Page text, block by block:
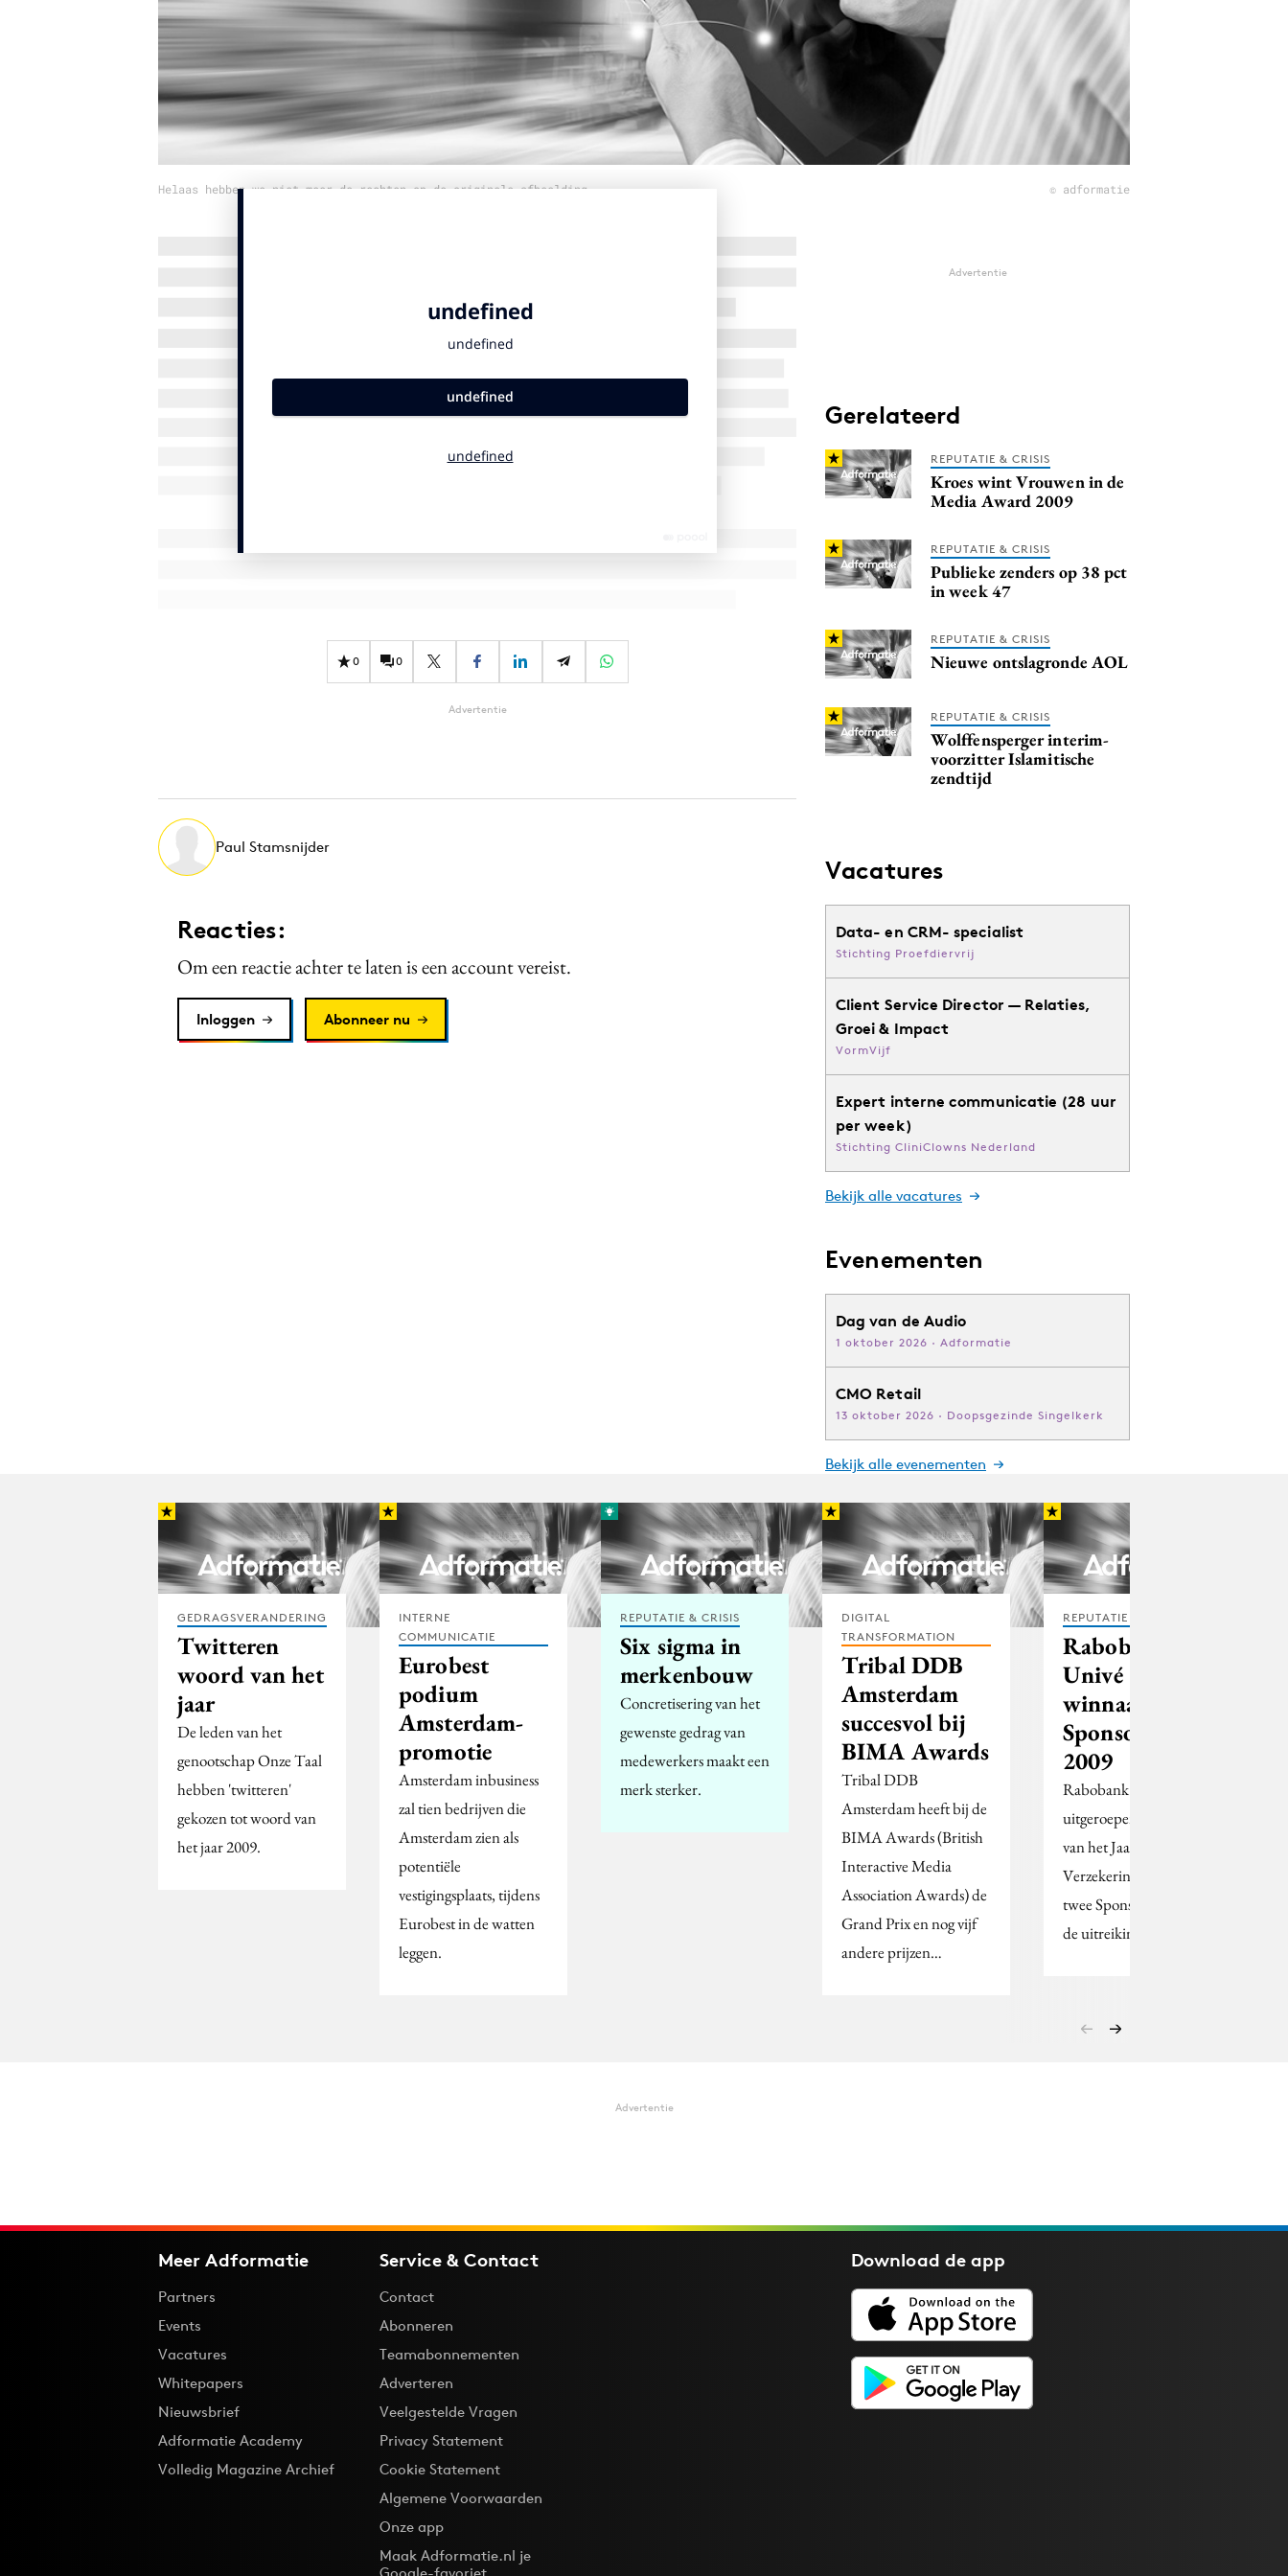
Helaas hebben we niet meer de rechten op de originele afbeelding © adformatie
0 0
Advertentie
Paul Stamsnijder
Reacties:
Om een reactie achter te laten is een account vereist.
Inloggen Abonneer nu
Advertentie
Gerelateerd
REPUTATIE & CRISIS
Kroes wint Vrouwen in de
Media Award 2009
REPUTATIE & CRISIS
Publieke zenders op 38 pct
in week 47
REPUTATIE & CRISIS
Nieuwe ontslagronde AOL
REPUTATIE & CRISIS
Wolffensperger interim-
voorzitter Islamitische
zendtijd
Vacatures
Data- en CRM- specialist
Stichting Proefdiervrij
Client Service Director — Relaties,
Groei & Impact
VormVijf
Expert interne communicatie (28 uur
per week)
Stichting CliniClowns Nederland
Bekijk alle vacatures
Evenementen
Dag van de Audio
1 oktober 2026 · Adformatie
CMO Retail
13 oktober 2026 · Doopsgezinde Singelkerk
Bekijk alle evenementen
GEDRAGSVERANDERING
Twitteren
woord van het
jaar
De leden van het
genootschap Onze Taal
hebben 'twitteren'
gekozen tot woord van
het jaar 2009.
INTERNE
COMMUNICATIE
Eurobest
podium
Amsterdam-
promotie
Amsterdam inbusiness
zal tien bedrijven die
Amsterdam zien als
potentiële
vestigingsplaats, tijdens
Eurobest in de watten
leggen.
REPUTATIE & CRISIS
Six sigma in
merkenbouw
Concretisering van het
gewenste gedrag van
medewerkers maakt een
merk sterker.
DIGITAL
TRANSFORMATION
Tribal DDB
Amsterdam
succesvol bij
BIMA Awards
Tribal DDB
Amsterdam heeft bij de
BIMA Awards (British
Interactive Media
Association Awards) de
Grand Prix en nog vijf
andere prijzen…
REPUTATIE & CRISIS
Rabobank en
Univé
winnaars
SponsorRing
2009
Rabobank Nederland is
uitgeroepen tot Sponsor
van het Jaar en Univé
Verzekeringen won
twee SponsorRingen bij
de uitreiking van de…
Advertentie
Meer Adformatie
Partners
Events
Vacatures
Whitepapers
Nieuwsbrief
Adformatie Academy
Volledig Magazine Archief
Service & Contact
Contact
Abonneren
Teamabonnementen
Adverteren
Veelgestelde Vragen
Privacy Statement
Cookie Statement
Algemene Voorwaarden
Onze app
Maak Adformatie.nl je
Download deapp